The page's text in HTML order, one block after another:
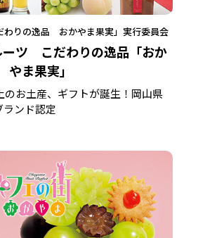
ーツ こだわりの逸品「おか
やま果実」
わりの逸品 おかやま果実」実行委員会
のお土産、ギフトが誕生！岡山県
ンド認定